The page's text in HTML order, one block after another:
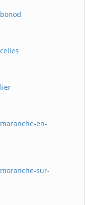
en-
sur-